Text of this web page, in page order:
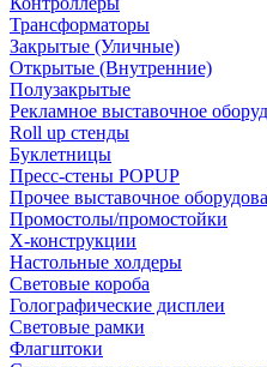
Трансформаторы
Закрытые (Уличные)
Открытые (Внутренние)
Полузакрытые
Рекламное выставочное
Roll up стенды
Буклетницы
Пресс-стены POPUP
Прочее выставочное
Промостолы/промостойки
Х-конструкции
Настольные холдеры
Световые короба
Голографические дисплеи
Световые рамки
Флагштоки